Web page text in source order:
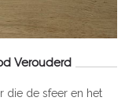
Verouderd
die de sfeer en het